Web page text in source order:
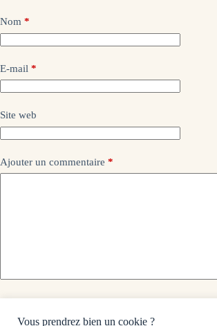
Nom *
E-mail *
Site web
Ajouter un commentaire *
navigateur pour mon prochain commentaire.
Vous prendrez bien un cookie ?